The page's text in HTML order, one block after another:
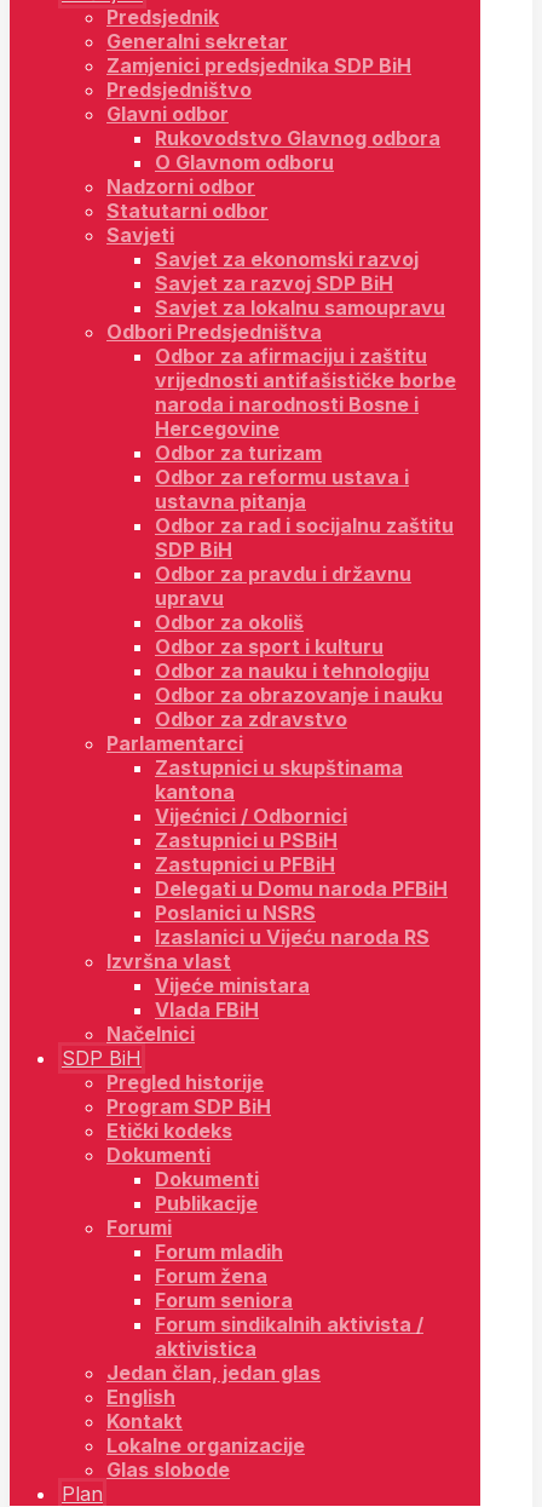
Predsjednik
Generalni sekretar
Zamjenici predsjednika SDP BiH
Predsjedništvo
Glavni odbor
Rukovodstvo Glavnog odbora
O Glavnom odboru
Nadzorni odbor
Statutarni odbor
Savjeti
Savjet za ekonomski razvoj
Savjet za razvoj SDP BiH
Savjet za lokalnu samoupravu
Odbori Predsjedništva
Odbor za afirmaciju i zaštitu
vrijednosti antifašističke borbe
naroda i narodnosti Bosne i
Hercegovine
Odbor za turizam
Odbor za reformu ustava i
ustavna pitanja
Odbor za rad i socijalnu zaštitu
SDP BiH
Odbor za pravdu i državnu
upravu
Odbor za okoliš
Odbor za sport i kulturu
Odbor za nauku i tehnologiju
Odbor za obrazovanje i nauku
Odbor za zdravstvo
Parlamentarci
Zastupnici u skupštinama
kantona
Vijećnici / Odbornici
Zastupnici u PSBiH
Zastupnici u PFBiH
Delegati u Domu naroda PFBiH
Poslanici u NSRS
Izaslanici u Vijeću naroda RS
Izvršna vlast
Vijeće ministara
Vlada FBiH
Načelnici
SDP BiH
Pregled historije
Program SDP BiH
Etički kodeks
Dokumenti
Dokumenti
Publikacije
Forumi
Forum mladih
Forum žena
Forum seniora
Forum sindikalnih aktivista /
aktivistica
Jedan član, jedan glas
English
Kontakt
Lokalne organizacije
Glas slobode
Plan